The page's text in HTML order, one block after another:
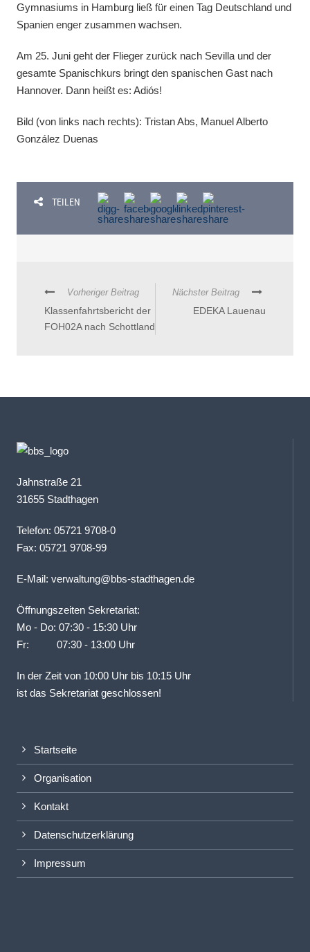
Gymnasiums in Hamburg ließ für einen Tag Deutschland und
Spanien enger zusammen wachsen.
Am 25. Juni geht der Flieger zurück nach Sevilla und der
gesamte Spanischkurs bringt den spanischen Gast nach
Hannover. Dann heißt es: Adiós!
Bild (von links nach rechts): Tristan Abs, Manuel Alberto
González Duenas
TEILEN
Vorheriger Beitrag
Klassenfahrtsbericht der
FOH02A nach Schottland
Nächster Beitrag
EDEKA Lauenau
Jahnstraße 21
31655 Stadthagen
Telefon: 05721 9708-0
Fax: 05721 9708-99
E-Mail: verwaltung@bbs-stadthagen.de
Öffnungszeiten Sekretariat:
Mo - Do: 07:30 - 15:30 Uhr
Fr: 07:30 - 13:00 Uhr
In der Zeit von 10:00 Uhr bis 10:15 Uhr
ist das Sekretariat geschlossen!
Startseite
Organisation
Kontakt
Datenschutzerklärung
Impressum